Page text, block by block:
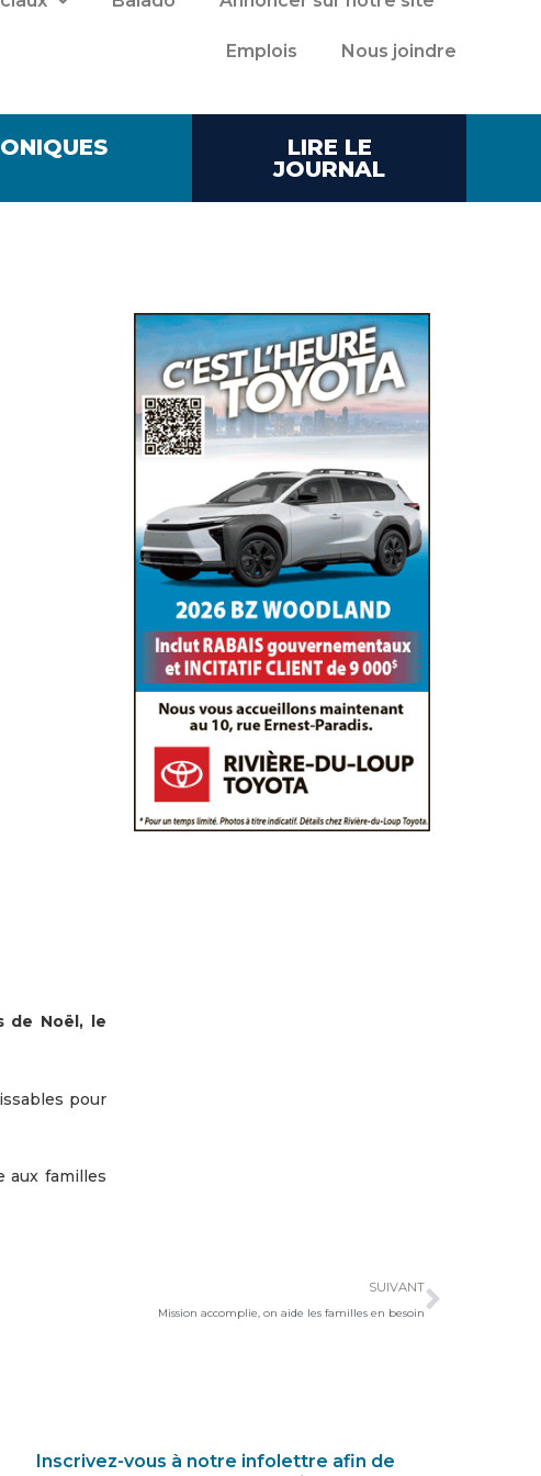
Emplois Nous joindre
LIRE LE
JOURNAL
de Noël, le
pour
aux familles
SUIVANT
Mission accomplie, on aide les familles en besoin
Inscrivez-vous à notre infolettre afin de